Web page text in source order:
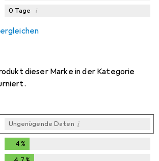
0 Tage i
dieser Marke in der Kategorie
Ungenügende Daten i
4 %